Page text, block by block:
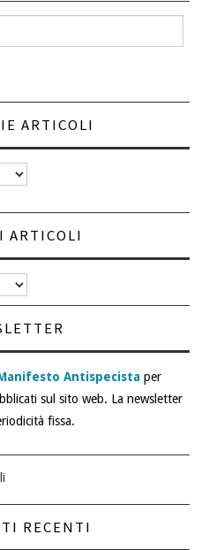
ARTICOLI
ARTICOLI
Antispecista per
sul sito web. La newsletter
fissa.
RECENTI